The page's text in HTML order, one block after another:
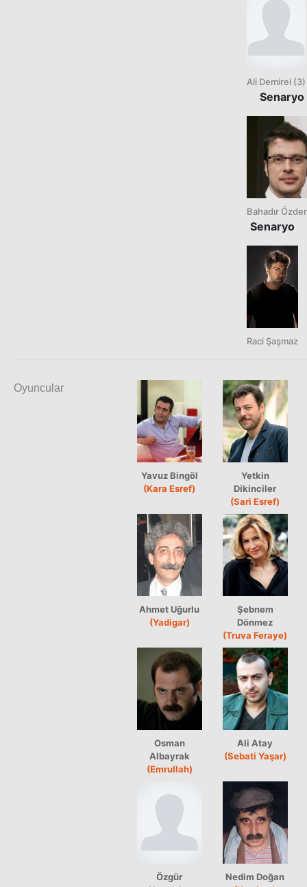
Ali Demirel (3)
Senaryo
Bahadır
Senaryo
Raci Şaşmaz
Oyuncular
Yavuz Bingöl
(Kara Esref)
Yetkin
Dikinciler
(Sari Esref)
Ahmet Uğurlu
(Yadigar)
Şebnem
Dönmez
(Truva Feraye)
Osman
Albayrak
(Emrullah)
Ali Atay
(Sebati Yaşar)
Özgür
Nedim Doğan